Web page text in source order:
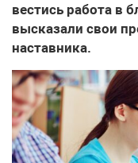
вестись работа в
высказали свои
наставника.